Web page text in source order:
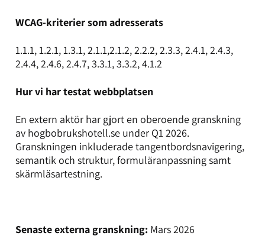
WCAG-kriterier som adresserats
1.1.1, 1.2.1, 1.3.1, 2.1.1,2.1.2, 2.2.2, 2.3.3, 2.4.1, 2.4.3,
2.4.4, 2.4.6, 2.4.7, 3.3.1, 3.3.2, 4.1.2
Hur vi har testat webbplatsen
En extern aktör har gjort en oberoende granskning
av hogbobrukshotell.se under Q1 2026.
Granskningen inkluderade tangentbordsnavigering,
semantik och struktur, formuläranpassning samt
skärmläsartestning.
Senaste externa granskning: Mars 2026